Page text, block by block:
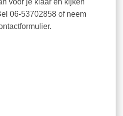
voor je klaar en kijken
06-53702858 of neem